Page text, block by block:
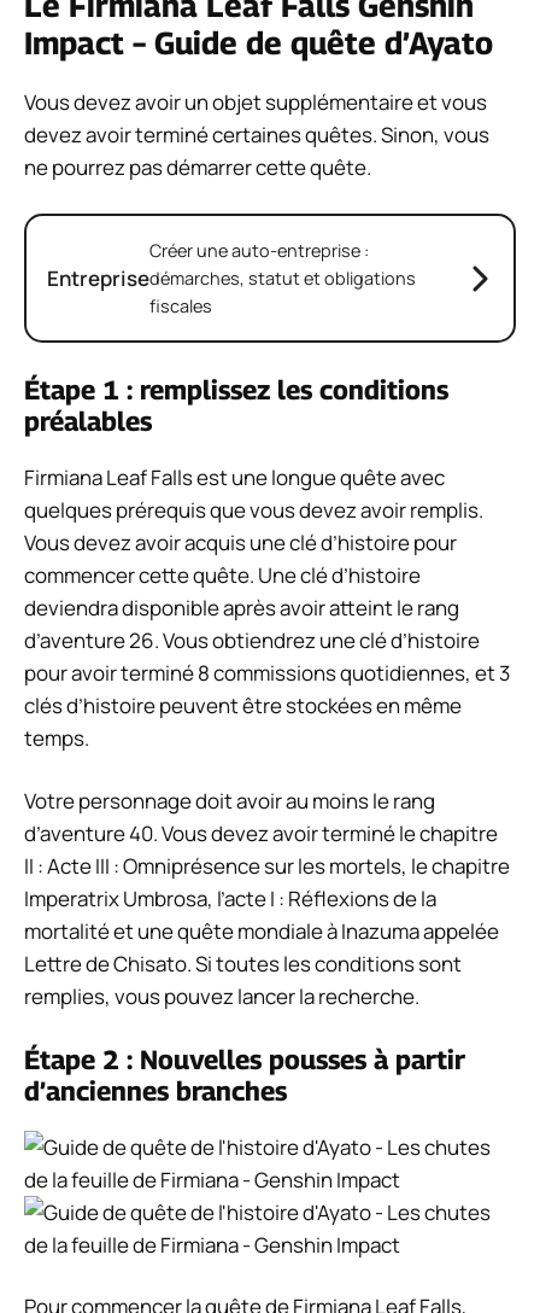
Impact – Guide de quête d’Ayato
Vous devez avoir un objet supplémentaire et vous
devez avoir terminé certaines quêtes. Sinon, vous
ne pourrez pas démarrer cette quête.
Entreprise
Créer une auto-entreprise :
démarches, statut et obligations
fiscales
Étape 1 : remplissez les conditions
préalables
Firmiana Leaf Falls est une longue quête avec
quelques prérequis que vous devez avoir remplis.
Vous devez avoir acquis une clé d’histoire pour
commencer cette quête. Une clé d’histoire
deviendra disponible après avoir atteint le rang
d’aventure 26. Vous obtiendrez une clé d’histoire
pour avoir terminé 8 commissions quotidiennes, et 3
clés d’histoire peuvent être stockées en même
temps.
Votre personnage doit avoir au moins le rang
d’aventure 40. Vous devez avoir terminé le chapitre
II : Acte III : Omniprésence sur les mortels, le chapitre
Imperatrix Umbrosa, l’acte I : Réflexions de la
mortalité et une quête mondiale à Inazuma appelée
Lettre de Chisato. Si toutes les conditions sont
remplies, vous pouvez lancer la recherche.
Étape 2 : Nouvelles pousses à partir
d’anciennes branches
Pour commencer la quête de Firmiana Leaf Falls,